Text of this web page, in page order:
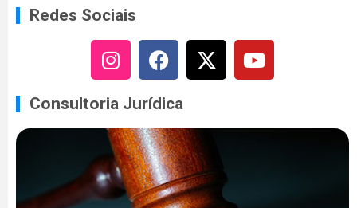
Redes Sociais
Consultoria Jurídica